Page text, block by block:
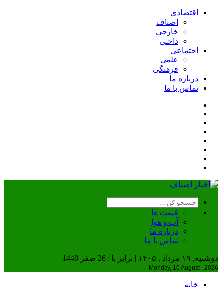
اقتصادی
اصناف
خارجی
داخلی
اجتماعی
علمی
فرهنگی
درباره ما
تماس با ما
قیمت ها
آب و هوا
درباره ما
تماس با ما
دوشنبه, ۱۹ مرداد , ۱۴۰۵ | برابر با : 26 صفر 1448
Monday, 10 August , 2026
خانه